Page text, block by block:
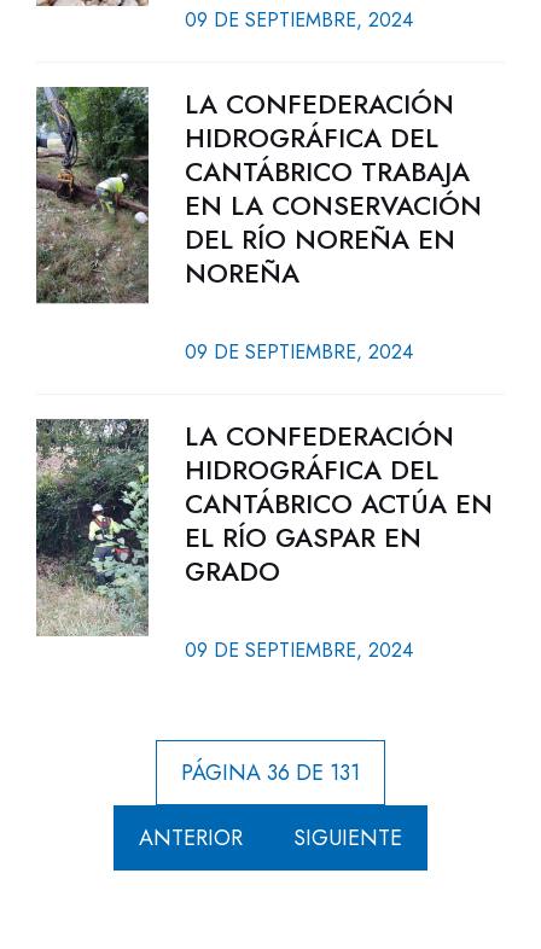
09 DE SEPTIEMBRE, 2024
LA CONFEDERACIÓN
HIDROGRÁFICA DEL
CANTÁBRICO TRABAJA
EN LA CONSERVACIÓN
DEL RÍO NOREÑA EN
NOREÑA
09 DE SEPTIEMBRE, 2024
LA CONFEDERACIÓN
HIDROGRÁFICA DEL
CANTÁBRICO ACTÚA EN
EL RÍO GASPAR EN
GRADO
09 DE SEPTIEMBRE, 2024
PÁGINA 36 DE 131
ANTERIOR SIGUIENTE